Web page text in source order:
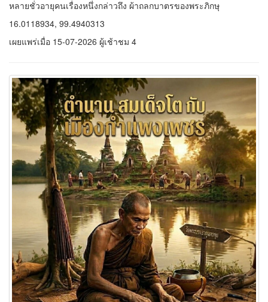
หลายชั่วอายุคนเรื่องหนึ่งกล่าวถึง ผ้าถลกบาตรของพระภิกษุ
16.0118934, 99.4940313
เผยแพร่เมื่อ 15-07-2026 ผู้เช้าชม 4